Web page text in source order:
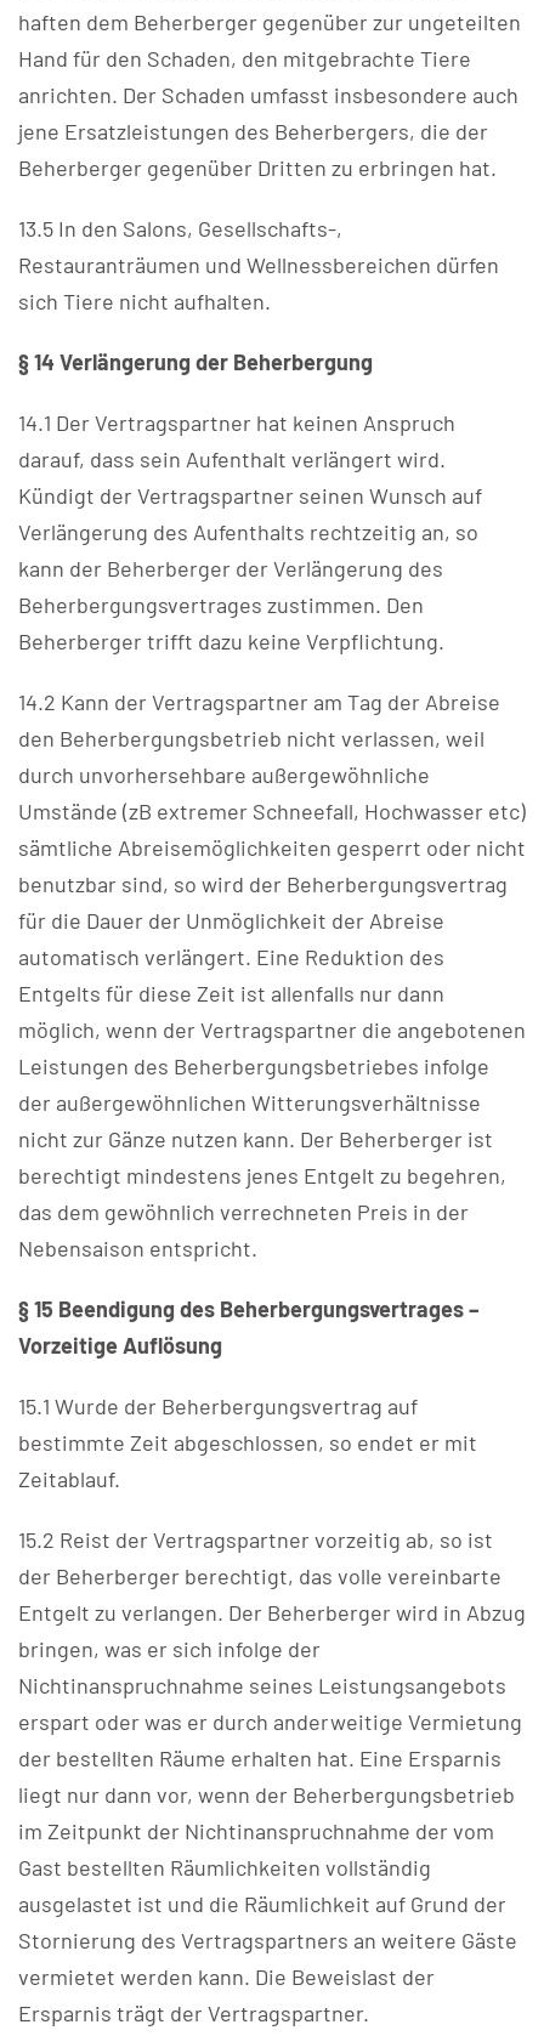
haften dem Beherberger gegenüber zur ungeteilten
Hand für den Schaden, den mitgebrachte Tiere
anrichten. Der Schaden umfasst insbesondere auch
jene Ersatzleistungen des Beherbergers, die der
Beherberger gegenüber Dritten zu erbringen hat.
13.5 In den Salons, Gesellschafts-,
Restauranträumen und Wellnessbereichen dürfen
sich Tiere nicht aufhalten.
§ 14 Verlängerung der Beherbergung
14.1 Der Vertragspartner hat keinen Anspruch
darauf, dass sein Aufenthalt verlängert wird.
Kündigt der Vertragspartner seinen Wunsch auf
Verlängerung des Aufenthalts rechtzeitig an, so
kann der Beherberger der Verlängerung des
Beherbergungsvertrages zustimmen. Den
Beherberger trifft dazu keine Verpflichtung.
14.2 Kann der Vertragspartner am Tag der Abreise
den Beherbergungsbetrieb nicht verlassen, weil
durch unvorhersehbare außergewöhnliche
Umstände (zB extremer Schneefall, Hochwasser etc)
sämtliche Abreisemöglichkeiten gesperrt oder nicht
benutzbar sind, so wird der Beherbergungsvertrag
für die Dauer der Unmöglichkeit der Abreise
automatisch verlängert. Eine Reduktion des
Entgelts für diese Zeit ist allenfalls nur dann
möglich, wenn der Vertragspartner die angebotenen
Leistungen des Beherbergungsbetriebes infolge
der außergewöhnlichen Witterungsverhältnisse
nicht zur Gänze nutzen kann. Der Beherberger ist
berechtigt mindestens jenes Entgelt zu begehren,
das dem gewöhnlich verrechneten Preis in der
Nebensaison entspricht.
§ 15 Beendigung des Beherbergungsvertrages –
Vorzeitige Auflösung
15.1 Wurde der Beherbergungsvertrag auf
bestimmte Zeit abgeschlossen, so endet er mit
Zeitablauf.
15.2 Reist der Vertragspartner vorzeitig ab, so ist
der Beherberger berechtigt, das volle vereinbarte
Entgelt zu verlangen. Der Beherberger wird in Abzug
bringen, was er sich infolge der
Nichtinanspruchnahme seines Leistungsangebots
erspart oder was er durch anderweitige Vermietung
der bestellten Räume erhalten hat. Eine Ersparnis
liegt nur dann vor, wenn der Beherbergungsbetrieb
im Zeitpunkt der Nichtinanspruchnahme der vom
Gast bestellten Räumlichkeiten vollständig
ausgelastet ist und die Räumlichkeit auf Grund der
Stornierung des Vertragspartners an weitere Gäste
vermietet werden kann. Die Beweislast der
Ersparnis trägt der Vertragspartner.